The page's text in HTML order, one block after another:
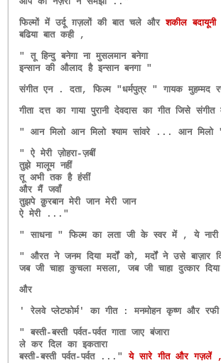
फिल्मों में उर्दू ग़ज़लों की बात चले औरशकील बदायूनी
बढिया बात कही ,
" तू हिन्दु बनेगा ना मुसलमान बनेगा
इन्सान की औलाद है इन्सान बनगा "
संगीत एन . दता, फिल्म "धर्मपुत्र " गायक मुहम्मद
गीता दत्त का गाया पुरानी देवदास का गीत जिसे
" आन मिलो आन मिलो श्याम सांवरे ... आन
" ऐ मेरी ज़ोहरा-ज़बीं
तुझे मालूम नहीं
तू अभी तक है हंसीं
और मैं जवाँ
तुझपे क़ुरबान मेरी जान मेरी जान
ऐ मेरी ..."
" साधना " फिल्म का लता जी के स्वर में , ये नारी
" औरत ने जनम दिया मर्दों को, मर्दों ने उसे बाज़ार
जब जी चाहा कुचला मसला, जब जी चाहा दुत्कार
और
' रेलवे प्लेटफोर्म' का गीत : मनमोहन कृष्ण और
" बस्ती-बस्ती पर्वत-पर्वत गाता जाए बंजारा
ले कर दिल का इकतारा
बस्ती-बस्ती पर्वत-पर्वत ..."ये सारे गीत और गज़लें ,